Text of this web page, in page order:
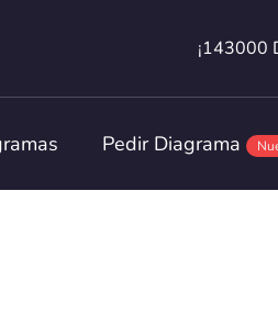
¡143000
¡143000
Pedir Diagrama